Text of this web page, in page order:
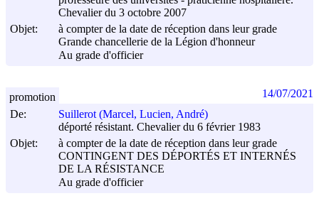
Chevalier du 3 octobre 2007
Objet:
à compter de la date de réception dans leur grade
Grande chancellerie de la Légion d'honneur
Au grade d'officier
De:
Suillerot (Marcel, Lucien, André)
déporté résistant. Chevalier du 6 février 1983
Objet:
à compter de la date de réception dans leur grade
CONTINGENT DES DÉPORTÉS ET INTERNÉS
DE LA RÉSISTANCE
Au grade d'officier
promotion 14/07/2021